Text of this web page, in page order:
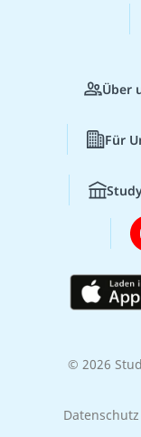
Über
Für
© 2026
Datenschutz